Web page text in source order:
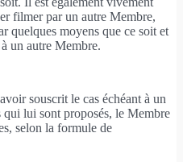
filmer par un autre Membre,
quelques moyens que ce soit et
un autre Membre.
souscrit le cas échéant à un
lui sont proposés, le Membre
selon la formule de